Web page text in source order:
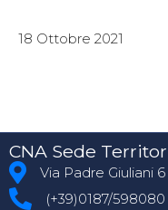
18 Ottobre 2021
CNA Sede
Via Padre Giuliani
(+39)0187/598080